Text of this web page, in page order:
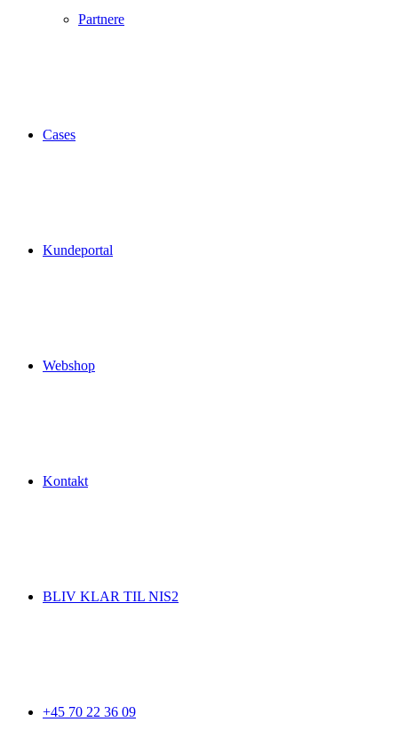
Partnere
Cases
Kundeportal
Webshop
Kontakt
BLIV KLAR TIL NIS2
+45 70 22 36 09